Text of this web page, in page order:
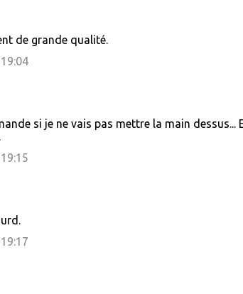
de grande qualité.
si je ne vais pas mettre la main dessus...